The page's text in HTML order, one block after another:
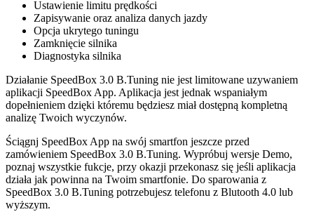
Ustawienie limitu prędkości
Zapisywanie oraz analiza danych jazdy
Opcja ukrytego tuningu
Zamknięcie silnika
Diagnostyka silnika
Działanie SpeedBox 3.0 B.Tuning nie jest limitowane uzywaniem
aplikacji SpeedBox App. Aplikacja jest jednak wspaniałym
dopełnieniem dzięki któremu będziesz miał dostępną kompletną
analizę Twoich wyczynów.
Ściągnj SpeedBox App na swój smartfon jeszcze przed
zamówieniem SpeedBox 3.0 B.Tuning. Wypróbuj wersje Demo,
poznaj wszystkie fukcje, przy okazji przekonasz się jeśli aplikacja
działa jak powinna na Twoim smartfonie. Do sparowania z
SpeedBox 3.0 B.Tuning potrzebujesz telefonu z Blutooth 4.0 lub
wyższym.